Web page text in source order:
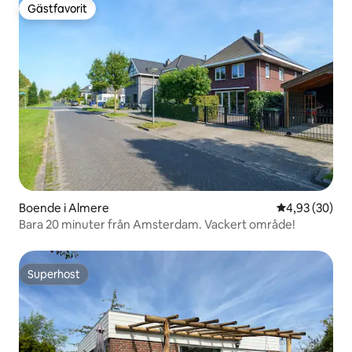
Gästfavorit
Gästfavorit
Boende i Almere 4,93 av 5 i
4,93 (30)
Bara 20 minuter från Amsterdam. Vackert område!
Superhost
Superhost